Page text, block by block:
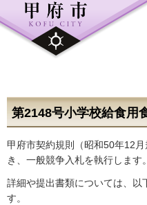
第2148号小学校給食用
甲府市契約規則（昭和50年12
き、一般競争入札を執行します。
詳細や提出書類については、以
す。